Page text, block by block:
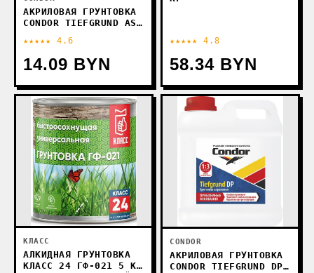
АКРИЛОВАЯ ГРУНТОВКА
CONDOR TIEFGRUND AS
★★★★★ 4.6
14.09 BYN
★★★★★ 4.8
58.34 BYN
КЛАСС
АЛКИДНАЯ ГРУНТОВКА
КЛАСС 24 ГФ-021 5 КГ
CONDOR
АКРИЛОВАЯ ГРУНТОВКА
CONDOR TIEFGRUND DP